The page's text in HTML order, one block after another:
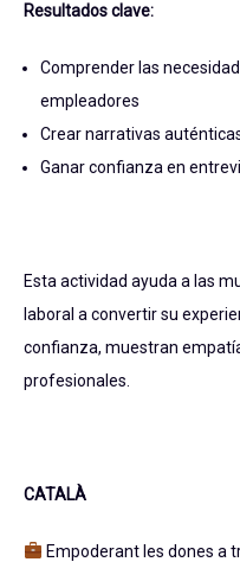
Resultados clave:
Comprender las
empleadores
Crear narrativas
Ganar confianza en
Esta actividad ayuda a las
laboral a convertir su
confianza, muestran
profesionales.
CATALÀ
Empoderant les dones a